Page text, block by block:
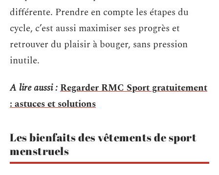
différente. Prendre en compte les étapes du
cycle, c’est aussi maximiser ses progrès et
retrouver du plaisir à bouger, sans pression
inutile.
A lire aussi :Regarder RMC Sport gratuitement
: astuces et solutions
Les bienfaits des vêtements de sport
menstruels